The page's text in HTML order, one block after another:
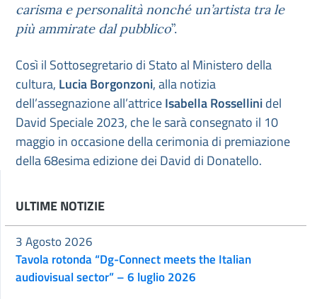
carisma e personalità nonché un’artista tra le
più ammirate dal pubblico”.
Così il Sottosegretario di Stato al Ministero della
cultura, Lucia Borgonzoni, alla notizia
dell’assegnazione all’attriceIsabella Rossellinidel
David Speciale 2023, che le sarà consegnato il 10
maggio in occasione della cerimonia di premiazione
della 68esima edizione dei David di Donatello.
ULTIME NOTIZIE
Tavola rotonda “Dg-Connect meets the Italian
audiovisual sector” – 6 luglio 2026
3 Agosto 2026